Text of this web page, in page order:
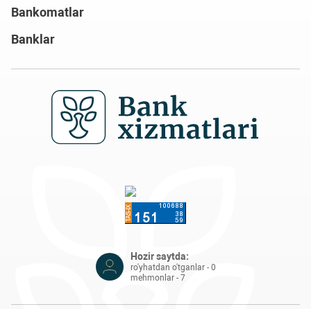
Bankomatlar
Banklar
Hozir saytda:
ro'yhatdan o'tganlar - 0
mehmonlar - 7